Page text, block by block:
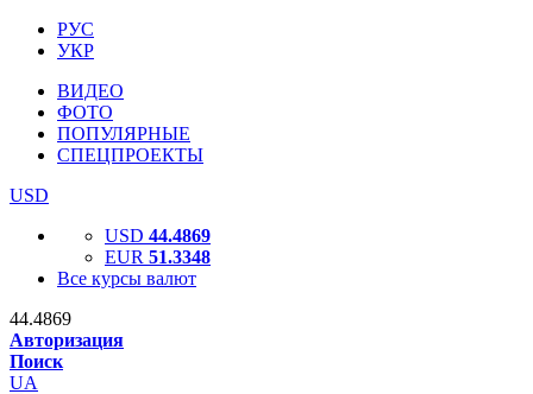
РУС
УКР
ВИДЕО
ФОТО
ПОПУЛЯРНЫЕ
СПЕЦПРОЕКТЫ
USD
USD 44.4869
EUR 51.3348
Все курсы валют
44.4869
Авторизация
Поиск
UA